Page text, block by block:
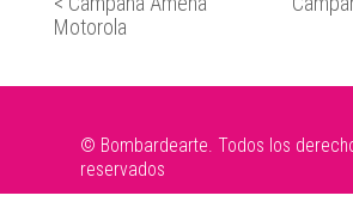
Motorola
© Bombardearte. Todos los
reservados